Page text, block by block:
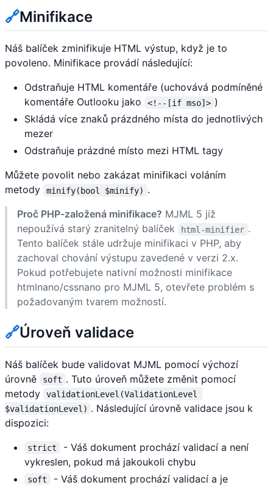
🔗Minifikace
Náš balíček zminifikuje HTML výstup, když je to
povoleno. Minifikace provádí následující:
Odstraňuje HTML komentáře (uchovává podmíněné
komentáře Outlooku jako
<!--[if mso]> )
Skládá více znaků prázdného místa do jednotlivých
mezer
Odstraňuje prázdné místo mezi HTML tagy
Můžete povolit nebo zakázat minifikaci voláním
metody
minify(bool $minify) .
Proč PHP-založená minifikace? MJML 5 již
nepoužívá starý zranitelný balíček
html-minifier .
Tento balíček stále udržuje minifikaci v PHP, aby
zachoval chování výstupu zavedené v verzi 2.x.
Pokud potřebujete nativní možnosti minifikace
htmlnano/cssnano pro MJML 5, otevřete problém s
požadovaným tvarem možností.
🔗Úroveň validace
Náš balíček bude validovat MJML pomocí výchozí
úrovně
soft . Tuto úroveň můžete změnit pomocí
metody
validationLevel(ValidationLevel
$validationLevel) . Následující úrovně validace jsou k
dispozici:
strict
- Váš dokument prochází validací a není
vykreslen, pokud má jakoukoli chybu
soft - Váš dokument prochází validací a je